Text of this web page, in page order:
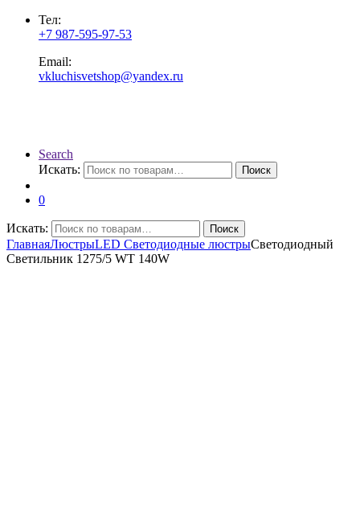
Тел:
+7 987-595-97-53
Email:
vkluchisvetshop@yandex.ru
Search
Искать:
Поиск
0
Искать: Поиск
ГлавнаяЛюстрыLED Светодиодные люстрыСветодиодный
Светильник 1275/5 WT 140W